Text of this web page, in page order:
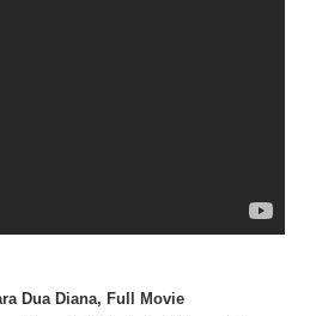
Dua Diana, Full Movie